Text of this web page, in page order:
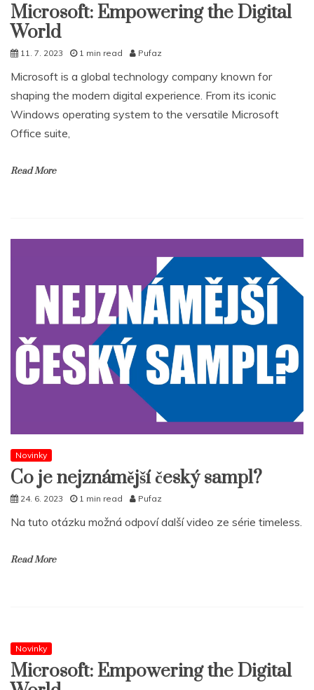
Microsoft: Empowering the Digital
World
11. 7. 2023 1 min read Pufaz
Microsoft is a global technology company known for
shaping the modern digital experience. From its iconic
Windows operating system to the versatile Microsoft
Office suite,
Read More
Novinky
Co je nejznámější český sampl?
24. 6. 2023 1 min read Pufaz
Na tuto otázku možná odpoví další video ze série timeless.
Read More
Novinky
Microsoft: Empowering the Digital